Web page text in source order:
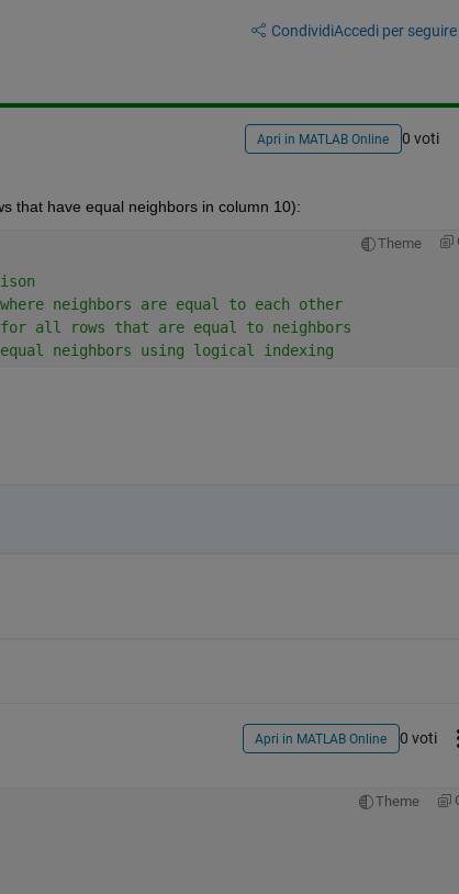
CondividiAccedi per
Apri in MATLAB Online 0 voti
that have equal neighbors in column 10):
Theme
neighbors are equal to each other
all rows that are equal to neighbors
neighbors using logical indexing
Apri in MATLAB Online 0 voti
Theme